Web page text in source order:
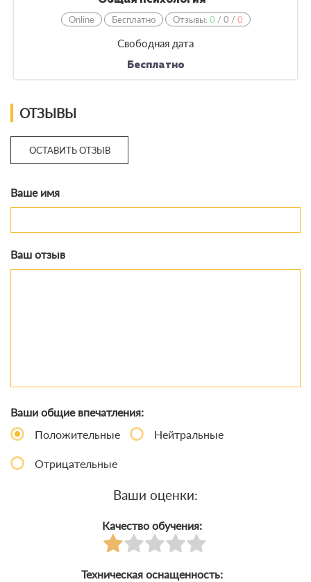
Online
Бесплатно Отзывы:0 /0 /0
Свободная дата
Бесплатно
ОТЗЫВЫ
ОСТАВИТЬ ОТЗЫВ
Ваше имя
Ваш отзыв
Ваши общие впечатления:
Положительные
Нейтральные
Отрицательные
Ваши оценки:
Качество обучения:
Техническая оснащенность: